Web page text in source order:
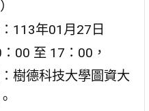
113年01月27日
：00 至 17：00，
樹德科技大學圖資大